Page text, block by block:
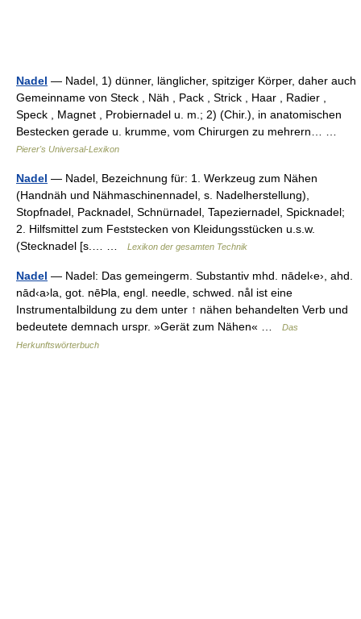
Nadel — Nadel, 1) dünner, länglicher, spitziger Körper, daher auch
Gemeinname von Steck , Näh , Pack , Strick , Haar , Radier ,
Speck , Magnet , Probiernadel u. m.; 2) (Chir.), in anatomischen
Bestecken gerade u. krumme, vom Chirurgen zu mehrern… …
Pierer's Universal-Lexikon
Nadel — Nadel, Bezeichnung für: 1. Werkzeug zum Nähen
(Handnäh und Nähmaschinennadel, s. Nadelherstellung),
Stopfnadel, Packnadel, Schnürnadel, Tapeziernadel, Spicknadel;
2. Hilfsmittel zum Feststecken von Kleidungsstücken u.s.w.
(Stecknadel [s.… …
Lexikon der gesamten Technik
Nadel — Nadel: Das gemeingerm. Substantiv mhd. nādel‹e›, ahd.
nād‹a›la, got. nēÞla, engl. needle, schwed. nål ist eine
Instrumentalbildung zu dem unter ↑ nähen behandelten Verb und
bedeutete demnach urspr. »Gerät zum Nähen« …
Das
Herkunftswörterbuch